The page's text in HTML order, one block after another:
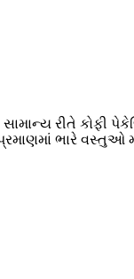
રીતે કોફી
ભારે વસ્તુઓ